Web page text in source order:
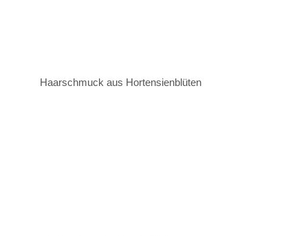
Haarschmuck aus Hortensienblüten